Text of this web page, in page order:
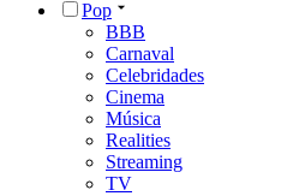
Pop
BBB
Carnaval
Celebridades
Cinema
Música
Realities
Streaming
TV